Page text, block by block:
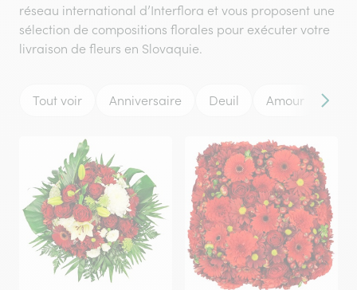
réseau international d’Interflora et vous proposent une
sélection de compositions florales pour exécuter votre
livraison de fleurs en Slovaquie.
Tout voir Anniversaire Deuil Amour